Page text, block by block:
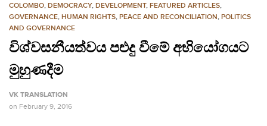
COLOMBO, DEMOCRACY, DEVELOPMENT, FEATURED ARTICLES,
GOVERNANCE, HUMAN RIGHTS, PEACE AND RECONCILIATION, POLITICS
AND GOVERNANCE
විශ්වසනීයත්වය පළුදු වීමේ අභියෝගයට
මුහුණදීම
VK TRANSLATION
on February 9, 2016